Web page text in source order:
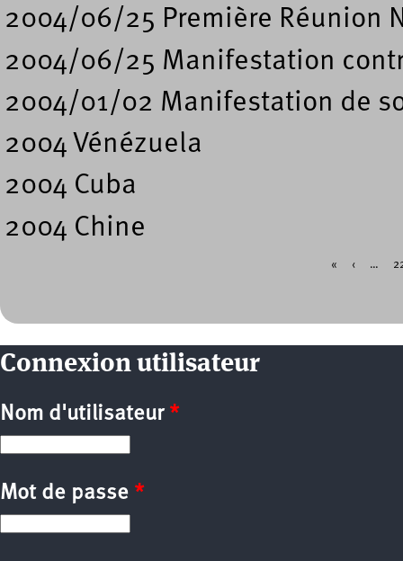
2004/06/25 Première Réunion
2004/06/25 Manifestation
2004/01/02 Manifestation de
2004 Vénézuela
2004 Cuba
2004 Chine
« ‹ …
Connexion utilisateur
Nom d'utilisateur *
Mot de passe *